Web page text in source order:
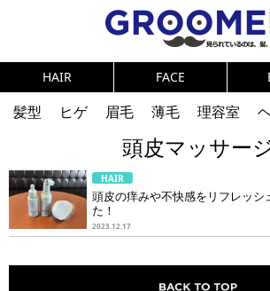
HAIR FACE
髪型 ヒゲ 眉毛 薄毛 理容室
体臭 ニオイ
連載
メンズコスメ
NEWS PICK UP 筋肉
テストステロン
海外セレブ
健康
スキンケア 食事
調査結果
頭皮マッサー
HAIR
頭皮の痒みや不快感をリフレッシ
た！
2023.12.17